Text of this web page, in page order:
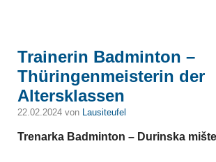
Trainerin Badminton –
Thüringenmeisterin der
Altersklassen
22.02.2024 von Lausiteufel
Trenarka Badminton – Durinska